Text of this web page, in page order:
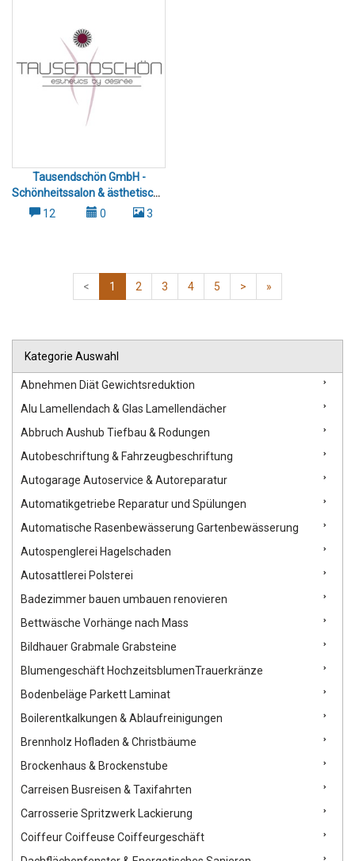
Tausendschön GmbH -
Schönheitssalon & ästhetische
Behandlungen Winterthur
12 0 3
< 1 2 3 4 5 > »
Kategorie Auswahl
Abnehmen Diät Gewichtsreduktion
Alu Lamellendach & Glas Lamellendächer
Abbruch Aushub Tiefbau & Rodungen
Autobeschriftung & Fahrzeugbeschriftung
Autogarage Autoservice & Autoreparatur
Automatikgetriebe Reparatur und Spülungen
Automatische Rasenbewässerung Gartenbewässerung
Autospenglerei Hagelschaden
Autosattlerei Polsterei
Badezimmer bauen umbauen renovieren
Bettwäsche Vorhänge nach Mass
Bildhauer Grabmale Grabsteine
Blumengeschäft HochzeitsblumenTrauerkränze
Bodenbeläge Parkett Laminat
Boilerentkalkungen & Ablaufreinigungen
Brennholz Hofladen & Christbäume
Brockenhaus & Brockenstube
Carreisen Busreisen & Taxifahrten
Carrosserie Spritzwerk Lackierung
Coiffeur Coiffeuse Coiffeurgeschäft